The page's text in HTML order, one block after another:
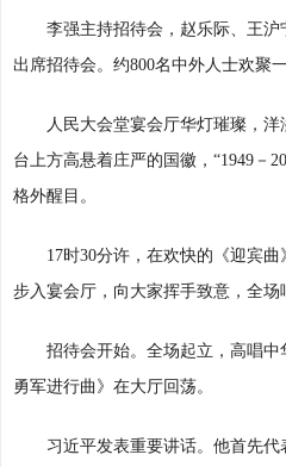
李强主持招待会，赵乐际、王
出席招待会。约800名中外人士欢聚
人民大会堂宴会厅华灯璀璨，
台上方高悬着庄严的国徽，“1949－
格外醒目。
17时30分许，在欢快的《迎宾
步入宴会厅，向大家挥手致意，全场
招待会开始。全场起立，高唱
勇军进行曲》在大厅回荡。
习近平发表重要讲话。他首先